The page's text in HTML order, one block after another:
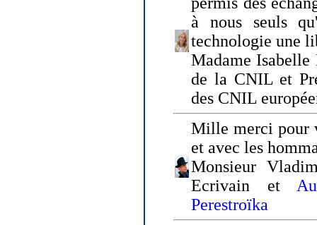
à nous seuls
technologie une
Madame Isabelle
de la CNIL et
des CNIL
Mille merci pour
et avec les
Monsieur
Ecrivain et
Perestroïka